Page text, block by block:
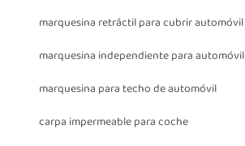
marquesina retráctil para cubrir automóvil
marquesina independiente para automóvil
marquesina para techo de automóvil
carpa impermeable para coche